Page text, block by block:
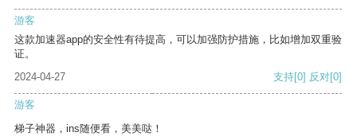
游客
这款加速器app的安全性有待提高，可以加强防护措施，比如增加双重验
证。
2024-04-27
支持[0] 反对[0]
游客
梯子神器，ins随便看，美美哒！